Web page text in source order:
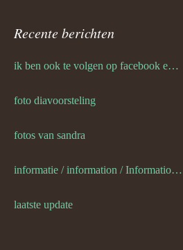
Recente berichten
ik ben ook te volgen op facebook en twitter
foto diavoorsteling
fotos van sandra
informatie / information / Informationen / l information
laatste update